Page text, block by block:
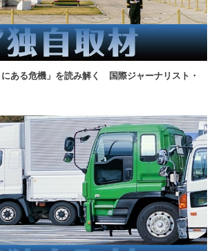
にある危機」を読み解く 国際ジャーナリスト・